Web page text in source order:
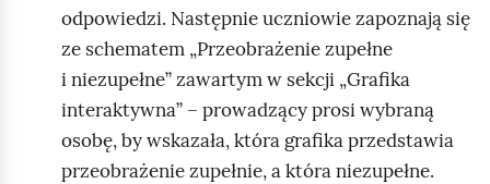
odpowiedzi. Następnie uczniowie zapoznają się
ze schematem „Przeobrażenie zupełne
i niezupełne” zawartym w sekcji „Grafika
interaktywna” – prowadzący prosi wybraną
osobę, by wskazała, która grafika przedstawia
przeobrażenie zupełnie, a która niezupełne.